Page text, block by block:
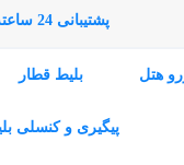
پشتیبانی 24 ساعته
هتل بلیط قطار
پیگیری و کنسلی